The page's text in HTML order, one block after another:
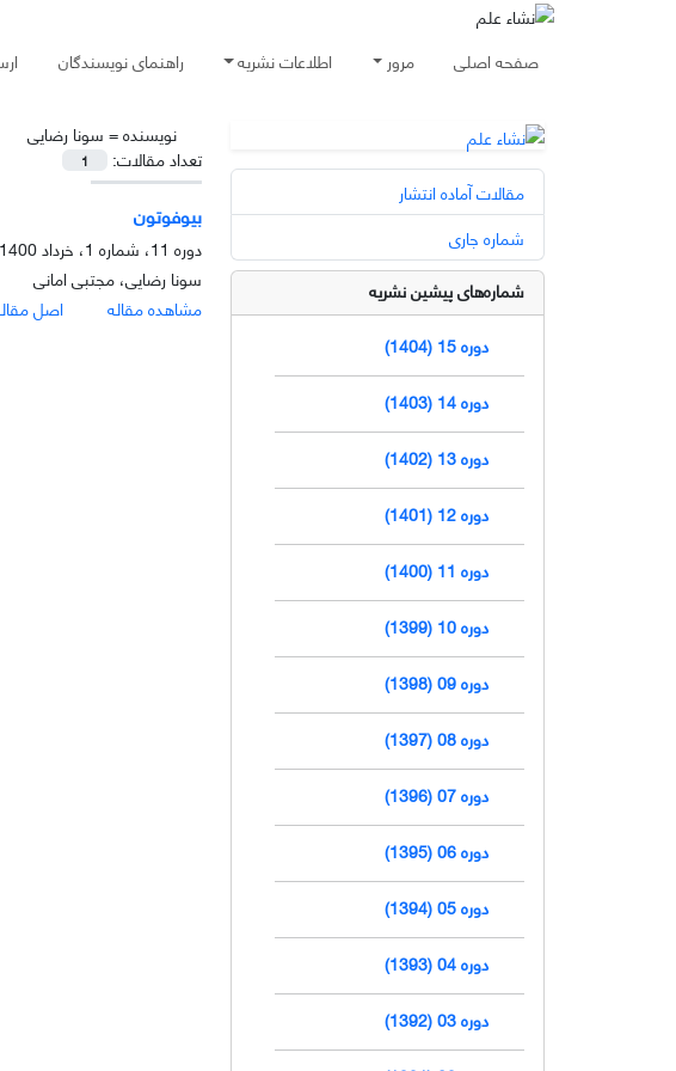
صفحه اصلی مرور اطلاعات نشریه راهنمای نویسندگان
نویسنده = سونا رضایی
تعداد مقالات:
1
بیوفوتون
دوره 11، شماره 1، خرداد 1400، صفحه
سونا رضایی، مجتبی امانی
مشاهده مقاله
اصل
مقالات آماده انتشار
شماره جاری
شماره‌های پیشین نشریه
دوره 15 (1404)
دوره 14 (1403)
دوره 13 (1402)
دوره 12 (1401)
دوره 11 (1400)
دوره 10 (1399)
دوره 09 (1398)
دوره 08 (1397)
دوره 07 (1396)
دوره 06 (1395)
دوره 05 (1394)
دوره 04 (1393)
دوره 03 (1392)